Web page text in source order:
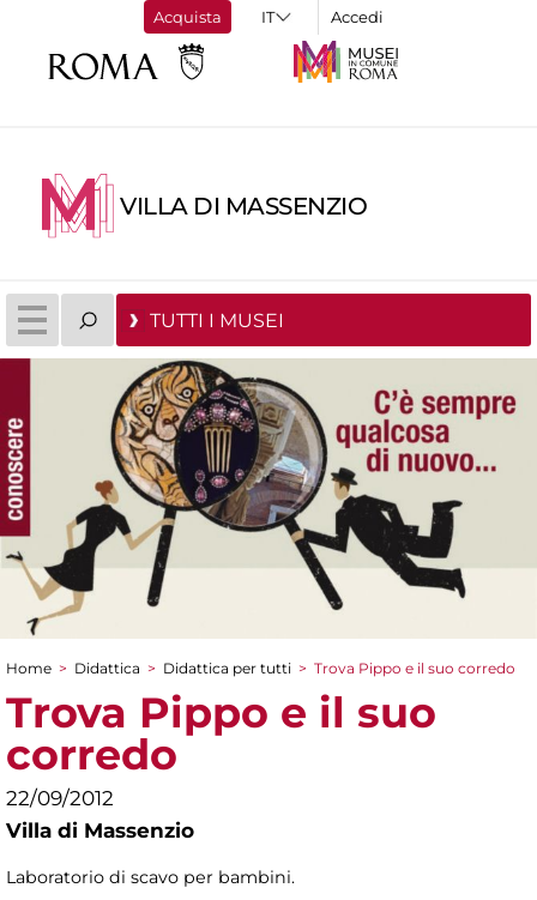
Acquista Accedi
VILLA DI MASSENZIO
TUTTI I MUSEI
Tu sei qui
Home > Didattica > Didattica per tutti > Trova Pippo e il suo corredo
Trova Pippo e il suo
corredo
22/09/2012
Villa di Massenzio
Laboratorio di scavo per bambini.